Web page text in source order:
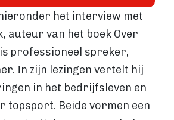
via Bol.com
via Centraal Boekhuis
via Managementboek.nl
het interview met
auteur van het boek Over
professioneel spreker,
In zijn lezingen vertelt hij
in het bedrijfsleven en
topsport. Beide vormen een